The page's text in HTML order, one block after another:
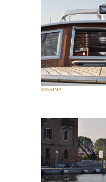
MARINA